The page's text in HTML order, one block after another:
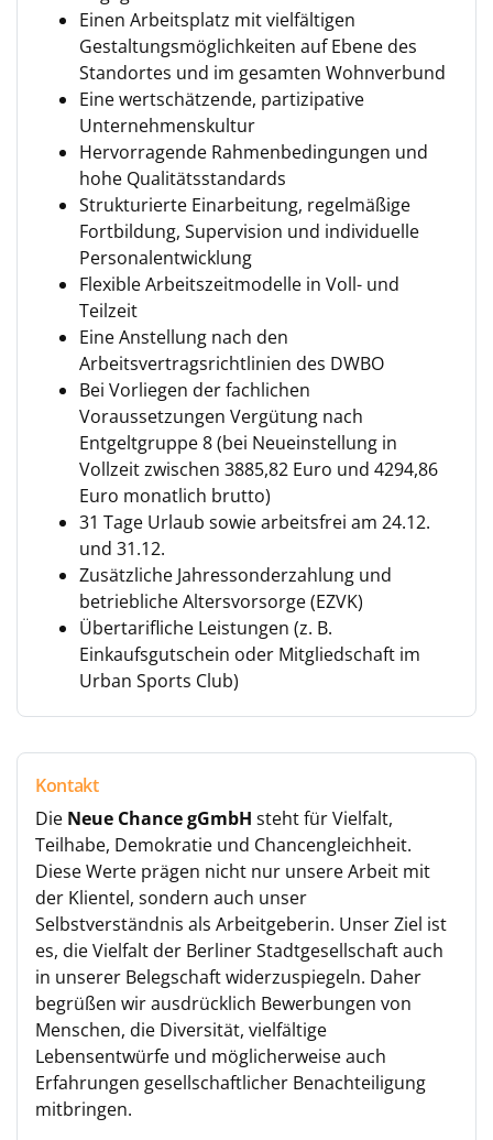
Einen Arbeitsplatz mit vielfältigen
Gestaltungsmöglichkeiten auf Ebene des
Standortes und im gesamten Wohnverbund
Eine wertschätzende, partizipative
Unternehmenskultur
Hervorragende Rahmenbedingungen und
hohe Qualitätsstandards
Strukturierte Einarbeitung, regelmäßige
Fortbildung, Supervision und individuelle
Personalentwicklung
Flexible Arbeitszeitmodelle in Voll- und
Teilzeit
Eine Anstellung nach den
Arbeitsvertragsrichtlinien des DWBO
Bei Vorliegen der fachlichen
Voraussetzungen Vergütung nach
Entgeltgruppe 8 (bei Neueinstellung in
Vollzeit zwischen 3885,82 Euro und 4294,86
Euro monatlich brutto)
31 Tage Urlaub sowie arbeitsfrei am 24.12.
und 31.12.
Zusätzliche Jahressonderzahlung und
betriebliche Altersvorsorge (EZVK)
Übertarifliche Leistungen (z. B.
Einkaufsgutschein oder Mitgliedschaft im
Urban Sports Club)
Kontakt
Die Neue Chance gGmbH steht für Vielfalt,
Teilhabe, Demokratie und Chancengleichheit.
Diese Werte prägen nicht nur unsere Arbeit mit
der Klientel, sondern auch unser
Selbstverständnis als Arbeitgeberin. Unser Ziel ist
es, die Vielfalt der Berliner Stadtgesellschaft auch
in unserer Belegschaft widerzuspiegeln. Daher
begrüßen wir ausdrücklich Bewerbungen von
Menschen, die Diversität, vielfältige
Lebensentwürfe und möglicherweise auch
Erfahrungen gesellschaftlicher Benachteiligung
mitbringen.